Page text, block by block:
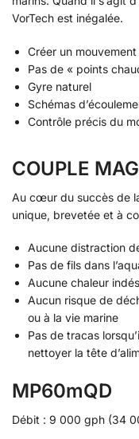
VorTech est inégalée.
Créer un mouvement
Pas de « points
Gyre naturel
Schémas
Contrôle précis du
COUPLE
Au cœur du succès de
unique, brevetée et à
Aucune distraction
Pas de fils dans
Aucune chaleur
Aucun risque de
ou à la vie marine
Pas de tracas
nettoyer la tête
MP60mQD
Débit : 9 000 gph (34